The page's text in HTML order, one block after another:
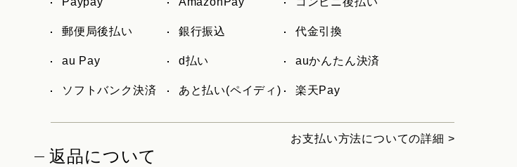
郵便局後払い 銀行振込 代金引換
au Pay d払い auかんたん決済
ソフトバンク決済 あと払い(ペイディ) 楽天Pay
お支払い方法についての詳細 >
返品について